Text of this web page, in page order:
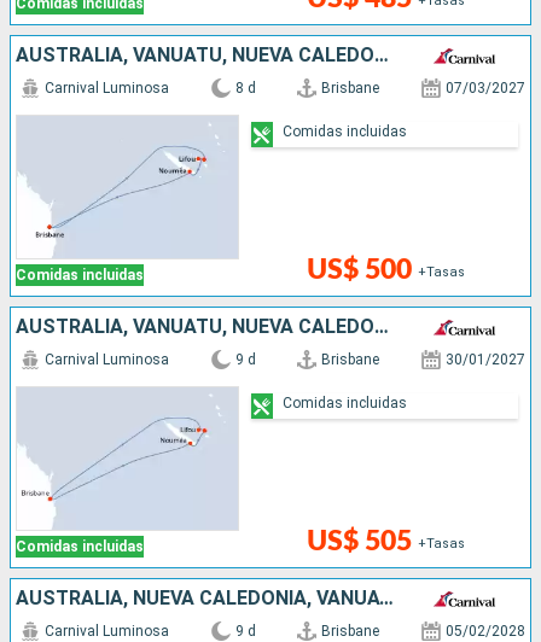
Comidas incluidas
AUSTRALIA, VANUATU, NUEVA CALEDONIA
Comidas incluidas
Carnival Luminosa 8 d Brisbane 07/03/2027
US$ 500 +Tasas
Comidas incluidas
AUSTRALIA, VANUATU, NUEVA CALEDONIA
Comidas incluidas
Carnival Luminosa 9 d Brisbane 30/01/2027
US$ 505 +Tasas
Comidas incluidas
AUSTRALIA, NUEVA CALEDONIA, VANUATU
Carnival Luminosa 9 d Brisbane 05/02/2028